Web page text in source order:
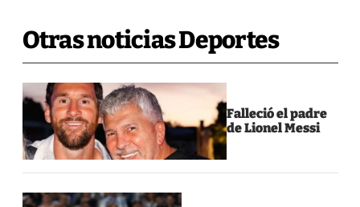
Otras noticias Deportes
Falleció el padre
de Lionel Messi